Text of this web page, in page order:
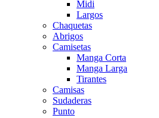
Midi
Largos
Chaquetas
Abrigos
Camisetas
Manga Corta
Manga Larga
Tirantes
Camisas
Sudaderas
Punto